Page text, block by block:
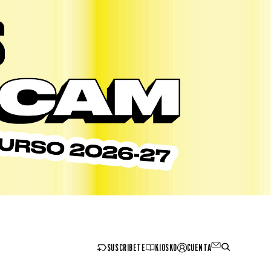
SUSCRIBETE KIOSKO CUENTA